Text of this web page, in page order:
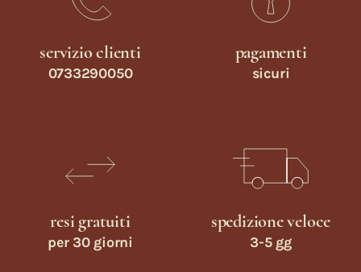
servizio clienti
0733290050
pagamenti
sicuri
resi gratuiti
per 30 giorni
spedizione veloce
3-5 gg